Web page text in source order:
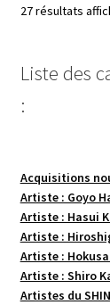
27 résultats
Liste des
:
Acquisitions
Artiste : Goyo
Artiste : Hasui
Artiste :
Artiste :
Artiste : Shiro
Artistes du